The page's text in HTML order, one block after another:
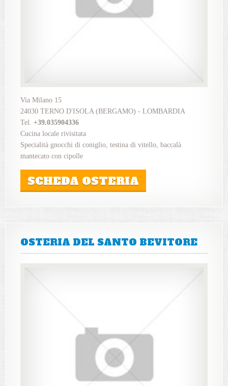
Via Milano 15
24030 TERNO D'ISOLA (BERGAMO) - LOMBARDIA
Tel. +39.035904336
Cucina locale rivisitata
Specialità gnocchi di coniglio, testina di vitello, baccalà
mantecato con cipolle
SCHEDA OSTERIA
OSTERIA DEL SANTO BEVITORE